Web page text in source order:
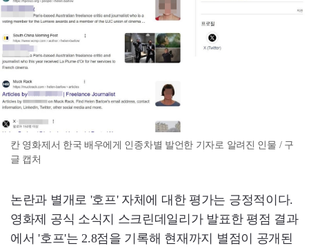
칸 영화제서 한국 배우에게 인종차별 발언한 기자로 알려진 인물 / 구
글 캡처
논란과 별개로 '호프' 자체에 대한 평가는 긍정적이다.
영화제 공식 소식지 스크린데일리가 발표한 평점 결과
에서 '호프'는 2.8점을 기록해 현재까지 별점이 공개된